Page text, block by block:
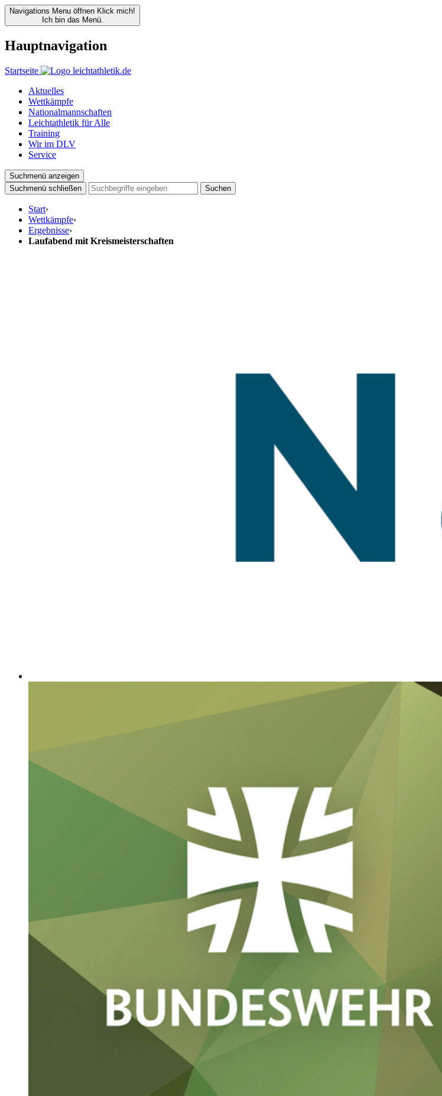
Navigations Menu öffnen Klick mich!
Ich bin das Menü.
Hauptnavigation
Startseite
Aktuelles
Wettkämpfe
Nationalmannschaften
Leichtathletik für Alle
Training
Wir im DLV
Service
Suchmenü anzeigen
Suchmenü schließen
Suchen
Start›
Wettkämpfe›
Ergebnisse›
Laufabend mit Kreismeisterschaften